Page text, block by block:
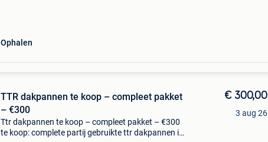
Ophalen
TTR dakpannen te koop – compleet pakket
– €300
Ttr dakpannen te koop – compleet pakket – €300
te koop: complete partij gebruikte ttr dakpannen in
€ 300,00
3 aug 26